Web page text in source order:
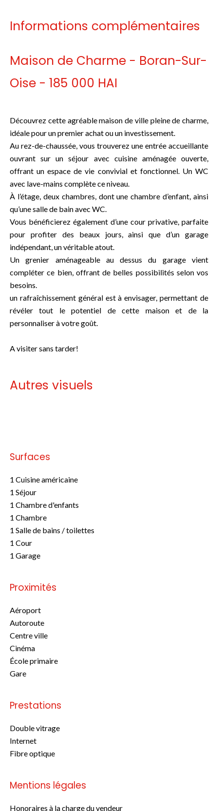
Informations complémentaires
Maison de Charme - Boran-Sur-
Oise - 185 000 HAI
Découvrez cette agréable maison de ville pleine de charme,
idéale pour un premier achat ou un investissement.
Au rez-de-chaussée, vous trouverez une entrée accueillante
ouvrant sur un séjour avec cuisine aménagée ouverte,
offrant un espace de vie convivial et fonctionnel. Un WC
avec lave-mains complète ce niveau.
À l’étage, deux chambres, dont une chambre d’enfant, ainsi
qu’une salle de bain avec WC.
Vous bénéficierez également d’une cour privative, parfaite
pour profiter des beaux jours, ainsi que d’un garage
indépendant, un véritable atout.
Un grenier aménageable au dessus du garage vient
compléter ce bien, offrant de belles possibilités selon vos
besoins.
un rafraîchissement général est à envisager, permettant de
révéler tout le potentiel de cette maison et de la
personnaliser à votre goût.
A visiter sans tarder!
Autres visuels
Surfaces
1 Cuisine américaine
1 Séjour
1 Chambre d'enfants
1 Chambre
1 Salle de bains / toilettes
1 Cour
1 Garage
Proximités
Aéroport
Autoroute
Centre ville
Cinéma
École primaire
Gare
Prestations
Double vitrage
Internet
Fibre optique
Mentions légales
Honoraires à la charge du vendeur